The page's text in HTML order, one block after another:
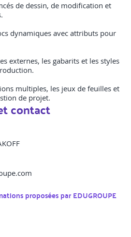
de dessin, de modification et
dynamiques avec attributs pour
externes, les gabarits et les styles
multiples, les jeux de feuilles et
de projet.
contact
proposées parEDUGROUPE